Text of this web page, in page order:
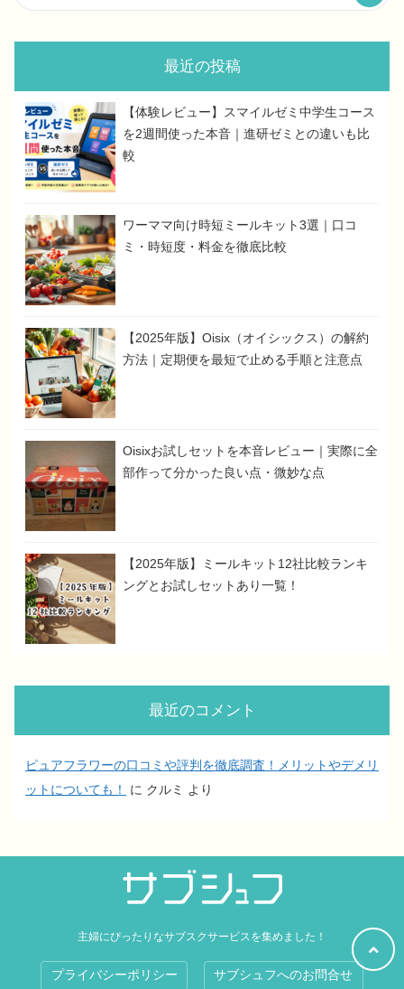
最近の投稿
【体験レビュー】スマイルゼミ中学生コース
を2週間使った本音｜進研ゼミとの違いも比
較
ワーママ向け時短ミールキット3選｜口コ
ミ・時短度・料金を徹底比較
【2025年版】Oisix（オイシックス）の解約
方法｜定期便を最短で止める手順と注意点
Oisixお試しセットを本音レビュー｜実際に全
部作って分かった良い点・微妙な点
【2025年版】ミールキット12社比較ランキ
ングとお試しセットあり一覧！
最近のコメント
ピュアフラワーの口コミや評判を徹底調査！メリットやデメリ
ットについても！
に クルミ より
主婦にぴったりなサブスクサービスを集めました！
プライバシーポリシー サブシュフへのお問合せ